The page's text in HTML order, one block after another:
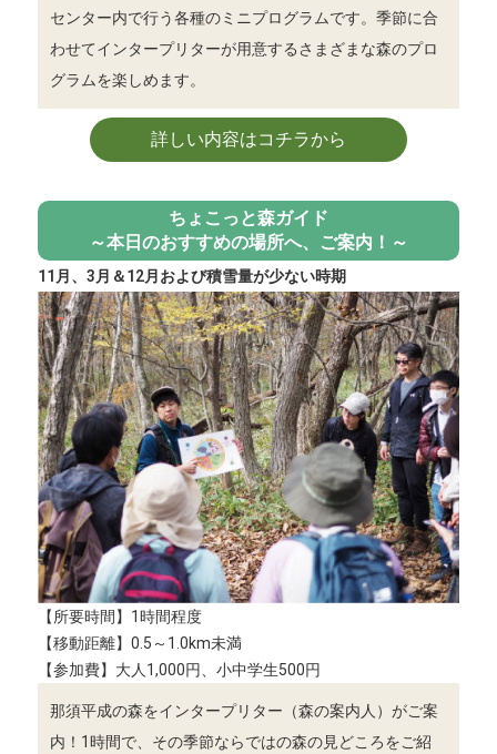
センター内で行う各種のミニプログラムです。季節に合
わせてインタープリターが用意するさまざまな森のプロ
グラムを楽しめます。
詳しい内容はコチラから
ちょこっと森ガイド
～本日のおすすめの場所へ、ご案内！～
11月、3月＆12月および積雪量が少ない時期
【所要時間】1時間程度
【移動距離】0.5～1.0km未満
【参加費】大人1,000円、小中学生500円
那須平成の森をインタープリター（森の案内人）がご案
内！1時間で、その季節ならではの森の見どころをご紹